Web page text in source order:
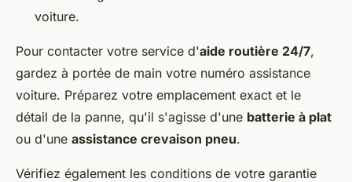
voiture.
Pour contacter votre service d'aide routière 24/7,
gardez à portée de main votre numéro assistance
voiture. Préparez votre emplacement exact et le
détail de la panne, qu'il s'agisse d'une batterie à plat
ou d'une assistance crevaison pneu.
Vérifiez également les conditions de votre garantie